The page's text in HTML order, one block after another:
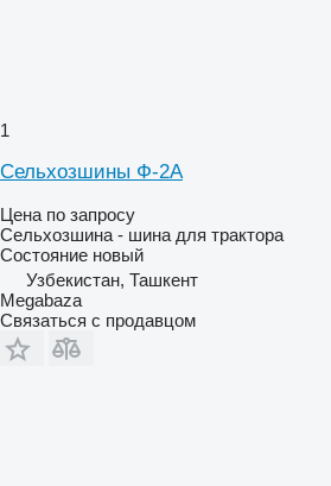
1
Сельхозшины Ф-2А
Цена по запросу
Сельхозшина - шина для трактора
Состояние новый
Узбекистан, Ташкент
Megabaza
Связаться с продавцом